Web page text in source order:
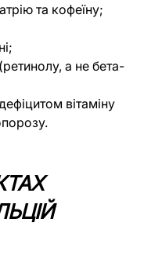
та кофеїну;
а не бета-
вітаміну